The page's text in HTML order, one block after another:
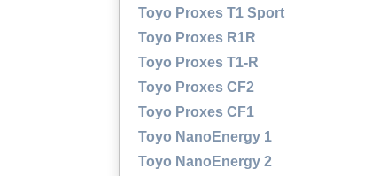
Toyo Proxes T1 Sport
Toyo Proxes R1R
Toyo Proxes T1-R
Toyo Proxes CF2
Toyo Proxes CF1
Toyo NanoEnergy 1
Toyo NanoEnergy 2